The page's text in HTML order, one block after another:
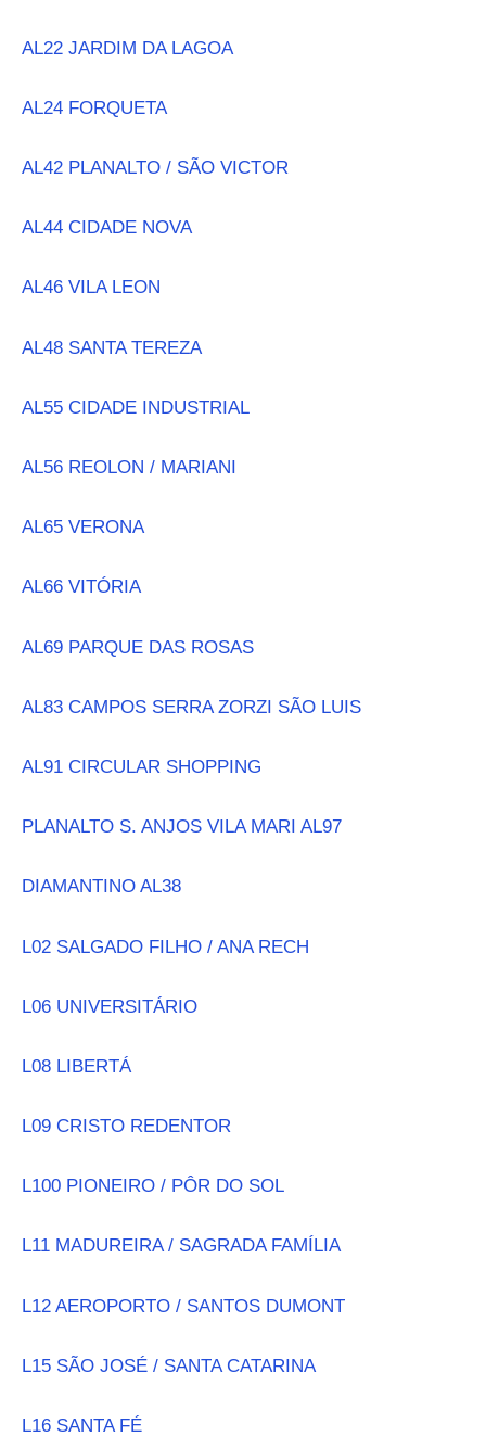
AL22 JARDIM DA LAGOA
AL24 FORQUETA
AL42 PLANALTO / SÃO VICTOR
AL44 CIDADE NOVA
AL46 VILA LEON
AL48 SANTA TEREZA
AL55 CIDADE INDUSTRIAL
AL56 REOLON / MARIANI
AL65 VERONA
AL66 VITÓRIA
AL69 PARQUE DAS ROSAS
AL83 CAMPOS SERRA ZORZI SÃO LUIS
AL91 CIRCULAR SHOPPING
PLANALTO S. ANJOS VILA MARI AL97
DIAMANTINO AL38
L02 SALGADO FILHO / ANA RECH
L06 UNIVERSITÁRIO
L08 LIBERTÁ
L09 CRISTO REDENTOR
L100 PIONEIRO / PÔR DO SOL
L11 MADUREIRA / SAGRADA FAMÍLIA
L12 AEROPORTO / SANTOS DUMONT
L15 SÃO JOSÉ / SANTA CATARINA
L16 SANTA FÉ